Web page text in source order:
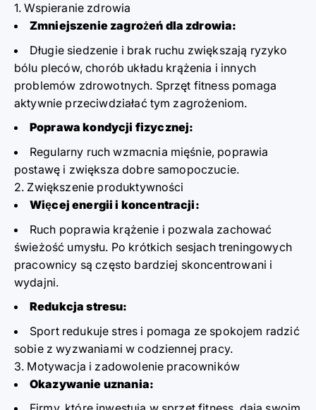
1. Wspieranie zdrowia
Zmniejszenie zagrożeń dla zdrowia:
Długie siedzenie i brak ruchu zwiększają ryzyko
bólu pleców, chorób układu krążenia i innych
problemów zdrowotnych. Sprzęt fitness pomaga
aktywnie przeciwdziałać tym zagrożeniom.
Poprawa kondycji fizycznej:
Regularny ruch wzmacnia mięśnie, poprawia
postawę i zwiększa dobre samopoczucie.
2. Zwiększenie produktywności
Więcej energii i koncentracji:
Ruch poprawia krążenie i pozwala zachować
świeżość umysłu. Po krótkich sesjach treningowych
pracownicy są często bardziej skoncentrowani i
wydajni.
Redukcja stresu:
Sport redukuje stres i pomaga ze spokojem radzić
sobie z wyzwaniami w codziennej pracy.
3. Motywacja i zadowolenie pracowników
Okazywanie uznania: